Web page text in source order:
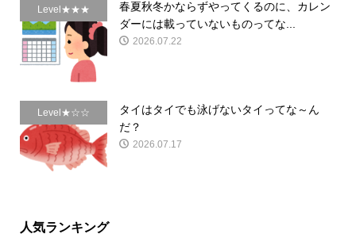
Level★★★
春夏秋冬かならずやってくるのに、カレン
ダーには載っていないものってな...
2026.07.22
Level★☆☆
タイはタイでも泳げないタイってな～ん
だ？
2026.07.17
人気ランキング